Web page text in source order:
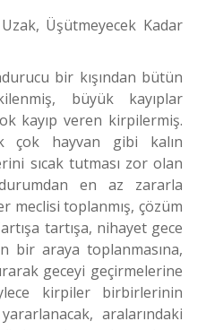
Üşütmeyecek Kadar
bir kışından bütün
büyük kayıplar
kayıp veren kirpilermiş.
çok hayvan gibi kalın
sıcak tutması zor olan
en az zararla
meclisi toplanmış, çözüm
tartışa, nihayet gece
bir araya toplanmasına,
geceyi geçirmelerine
kirpiler birbirlerinin
aralarındaki